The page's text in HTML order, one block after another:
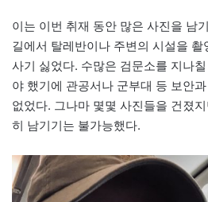
이는 이번 취재 동안 많은 사진을 남
길에서 탈레반이나 주변의 시설을
사기 싫었다. 수많은 검문소를 지나
야 했기에 관공서나 군부대 등 보안
없었다. 그나마 몇몇 사진들을 건졌
히 남기기는 불가능했다.